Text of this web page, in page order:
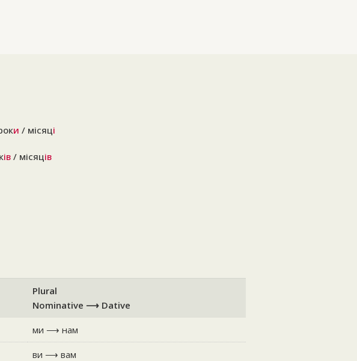
и / місяці
ів / місяців
Plural
Nominative ⟶ Dative
ми ⟶ нам
ви ⟶ вам